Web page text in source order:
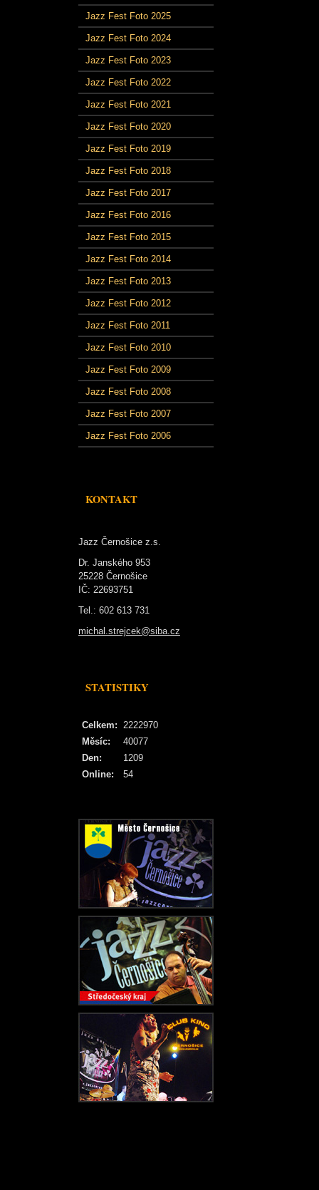
Jazz Fest Foto 2025
Jazz Fest Foto 2024
Jazz Fest Foto 2023
Jazz Fest Foto 2022
Jazz Fest Foto 2021
Jazz Fest Foto 2020
Jazz Fest Foto 2019
Jazz Fest Foto 2018
Jazz Fest Foto 2017
Jazz Fest Foto 2016
Jazz Fest Foto 2015
Jazz Fest Foto 2014
Jazz Fest Foto 2013
Jazz Fest Foto 2012
Jazz Fest Foto 2011
Jazz Fest Foto 2010
Jazz Fest Foto 2009
Jazz Fest Foto 2008
Jazz Fest Foto 2007
Jazz Fest Foto 2006
KONTAKT
Jazz Černošice z.s.
Dr. Janského 953
25228 Černošice
IČ: 22693751
Tel.: 602 613 731
michal.strejcek@siba.cz
STATISTIKY
Online: 54
Celkem: 2222970
Měsíc:
40077
Den:
1209